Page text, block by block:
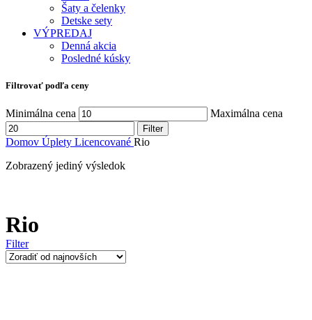
Šaty a čelenky
Detske sety
VÝPREDAJ
Denná akcia
Posledné kúsky
Filtrovať podľa ceny
Minimálna cena Maximálna cena
Filter
Domov Úplety Licencované Rio
Zobrazený jediný výsledok
Rio
Filter